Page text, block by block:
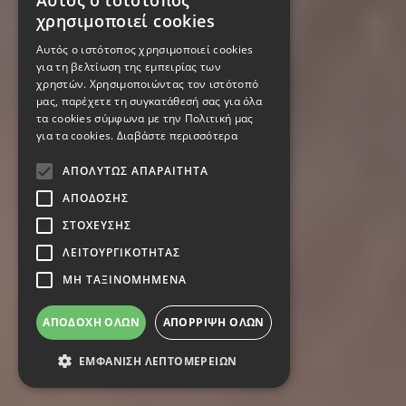
χρησιμοποιεί cookies
Αυτός ο ιστότοπος χρησιμοποιεί cookies
για τη βελτίωση της εμπειρίας των
χρηστών. Χρησιμοποιώντας τον ιστότοπό
μας, παρέχετε τη συγκατάθεσή σας για όλα
τα cookies σύμφωνα με την Πολιτική μας
για τα cookies. Διαβάστε περισσότερα
ΑΠΟΛΎΤΩΣ ΑΠΑΡΑΊΤΗΤΑ
ΑΠΌΔΟΣΗΣ
ΣΤΌΧΕΥΣΗΣ
ΛΕΙΤΟΥΡΓΙΚΌΤΗΤΑΣ
ΜΗ ΤΑΞΙΝΟΜΗΜΈΝΑ
ΑΠΟΔΟΧΉ ΌΛΩΝ ΑΠΌΡΡΙΨΗ ΌΛΩΝ
ΕΜΦΆΝΙΣΗ ΛΕΠΤΟΜΕΡΕΙΏΝ